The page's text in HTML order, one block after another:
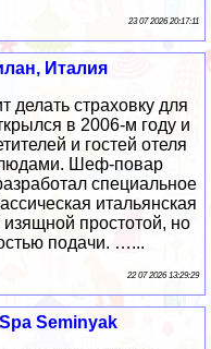
23 07 2026 20:17:11
Италия
делать страховку для
в 2006-м году и
и гостей отеля
Шеф-повар
специальное
итальянская
простотой, но
подачи. …...
22 07 2026 13:29:29
Seminyak